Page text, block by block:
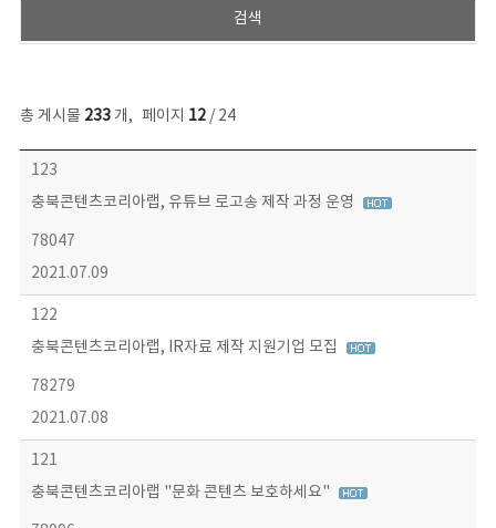
총 게시물 233개, 페이지 12/ 24
보도자료 목록 - 번호, 제목, 작성자, 파일, 조회수, 작성일 정보 제공
123
충북콘텐츠코리아랩, 유튜브 로고송 제작 과정 운영
78047
2021.07.09
122
충북콘텐츠코리아랩, IR자료 제작 지원기업 모집
78279
2021.07.08
121
충북콘텐츠코리아랩 "문화 콘텐츠 보호하세요"